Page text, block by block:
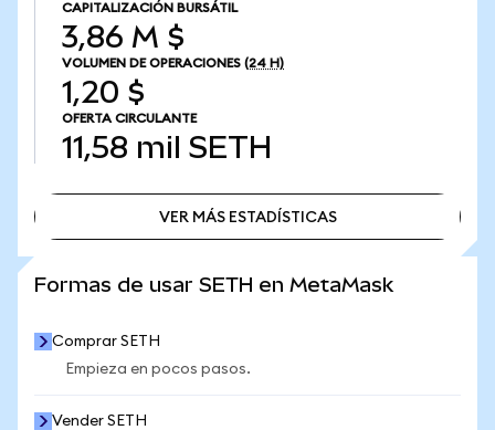
CAPITALIZACIÓN BURSÁTIL
3,86 M $
VOLUMEN DE OPERACIONES (24 H)
1,20 $
OFERTA CIRCULANTE
11,58 mil SETH
VER MÁS ESTADÍSTICAS
Formas de usar SETH en MetaMask
Comprar SETH
Empieza en pocos pasos.
Vender SETH